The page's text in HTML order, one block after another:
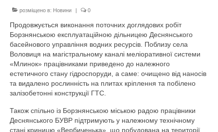
Технічна рада
Законодавство
Контакти
Водогосподарська обстановка
розміщено в: Новини | 0
Продовжується виконання поточних доглядових робіт
Борзнянською експлуатаційною дільницею Деснянського
басейнового управління водних ресурсів. Поблизу села
Воловиця на магістральному каналі меліоративної системи
«Млинок» працівниками приведено до належного
естетичного стану гідроспоруди, а саме: очищено від наносів
та видалено рослинність на плитах кріплення та побілено
залізобетонні конструкції ГТС.
Також спільно із Борзнянською міською радою працівники
Деснянського БУВР підтримують у належному технічному
стані криницю «Вербиченька», що побудована на території